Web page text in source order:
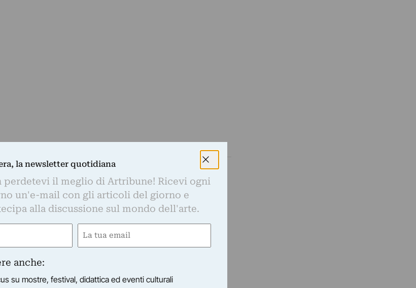
CONTEMPORANEA
- Capolinea 19
è lieta di annunciare Capolinea 19, la
di Sergio Ceccotti accompagnata dai testi di
19/03/2014–28/04/2014
la newsletter quotidiana
perdetevi il meglio di Artribune! Ricevi ogni
un'e-mail con gli articoli del giorno e
alla discussione sul mondo dell'arte.
Email
anche:
su mostre, festival, didattica ed eventi culturali